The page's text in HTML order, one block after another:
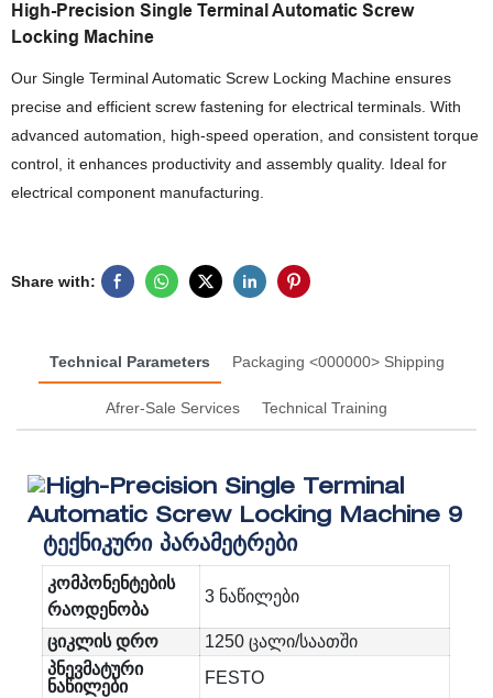
High-Precision Single Terminal Automatic Screw
Locking Machine
Our Single Terminal Automatic Screw Locking Machine ensures
precise and efficient screw fastening for electrical terminals. With
advanced automation, high-speed operation, and consistent torque
control, it enhances productivity and assembly quality. Ideal for
electrical component manufacturing.
Share with:
Technical Parameters Packaging <000000> Shipping
Afrer-Sale Services Technical Training
Ტექნიკური Პარამეტრები
კომპონენტების
რაოდენობა
3 ნაწილები
ციკლის დრო
1250 ცალი/საათში
პნევმატური
ნაწილები
FESTO